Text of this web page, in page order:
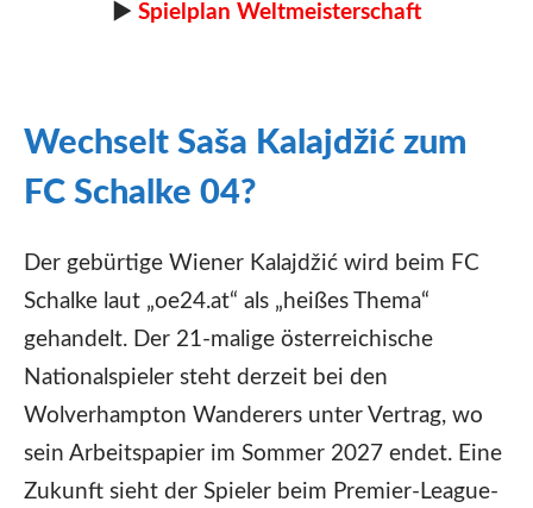
► Spielplan Weltmeisterschaft
Wechselt Saša Kalajdžić zum
FC Schalke 04?
Der gebürtige Wiener Kalajdžić wird beim FC
Schalke laut „oe24.at“ als „heißes Thema“
gehandelt. Der 21-malige österreichische
Nationalspieler steht derzeit bei den
Wolverhampton Wanderers unter Vertrag, wo
sein Arbeitspapier im Sommer 2027 endet. Eine
Zukunft sieht der Spieler beim Premier-League-